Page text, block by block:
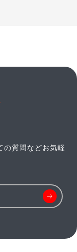
の質問などお気軽